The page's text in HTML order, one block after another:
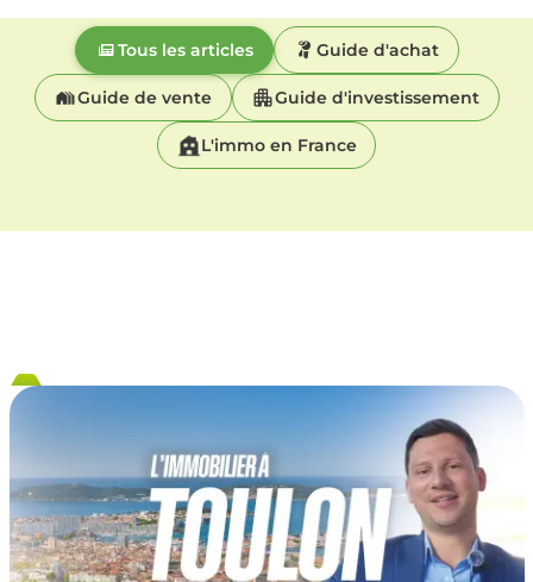
Tous les articles Guide d'achat
Guide de vente Guide d'investissement
L'immo en France